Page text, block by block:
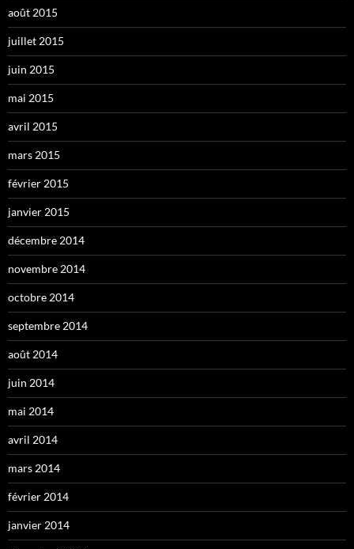
août 2015
juillet 2015
juin 2015
mai 2015
avril 2015
mars 2015
février 2015
janvier 2015
décembre 2014
novembre 2014
octobre 2014
septembre 2014
août 2014
juin 2014
mai 2014
avril 2014
mars 2014
février 2014
janvier 2014